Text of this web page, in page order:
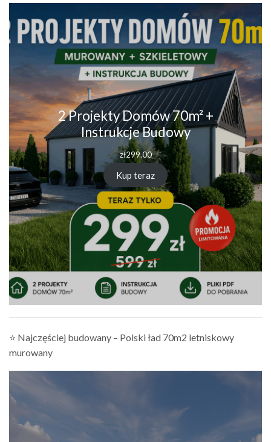
2 Projekty Domów 70m² +
Instrukcje Budowy
zł299.00
Kup teraz
⭐ Najczęściej budowany – Polski ład 70m2 letniskowy
murowany